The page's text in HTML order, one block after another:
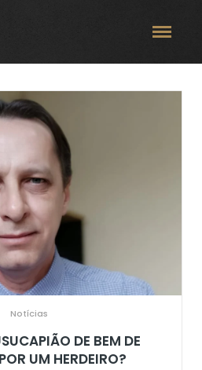
Notícias
DE BEM DE
UM HERDEIRO?